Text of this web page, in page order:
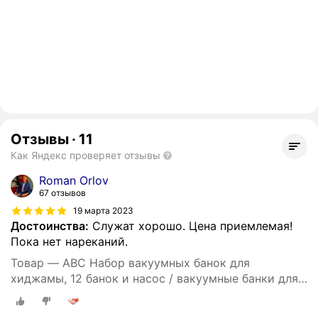
Отзывы · 11
Как Яндекс проверяет отзывы
Roman Orlov
67 отзывов
19 марта 2023
Достоинства: Служат хорошо. Цена приемлемая!
Пока нет нареканий.
Товар — ABC Набор вакуумных банок для
хиджамы, 12 банок и насос / вакуумные банки для
массажа.